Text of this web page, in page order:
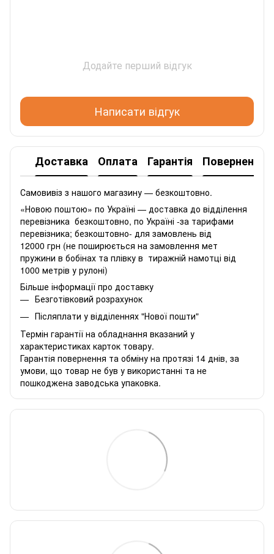
Додайте перший відгук
Написати відгук
Доставка Оплата Гарантія Повернення
Самовивіз з нашого магазину — безкоштовно.
«Новою поштою» по Україні — доставка до відділення
перевізника безкоштовно, по Україні -за тарифами
перевізника; безкоштовно- для замовлень від
12000 грн (не поширюється на замовлення мет
пружини в бобінах та плівку в тиражній намотці від
1000 метрів у рулоні)
Більше інформації про доставку
Безготівковий розрахунок
Післяплати у відділеннях "Нової пошти"
Термін гарантії на обладнання вказаний у
характеристиках карток товару.
Гарантія повернення та обміну на протязі 14 днів, за
умови, що товар не був у використанні та не
пошкоджена заводська упаковка.